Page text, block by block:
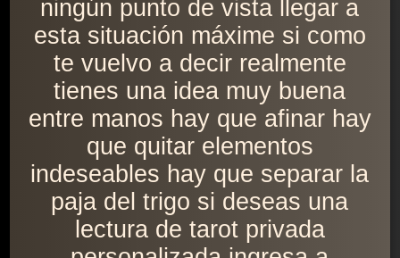
ningún punto de vista llegar a
esta situación máxime si como
te vuelvo a decir realmente
tienes una idea muy buena
entre manos hay que afinar hay
que quitar elementos
indeseables hay que separar la
paja del trigo si deseas una
lectura de tarot privada